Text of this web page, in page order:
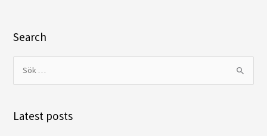
Search
e
Latest posts